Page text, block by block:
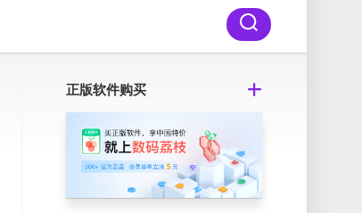
正版软件购买